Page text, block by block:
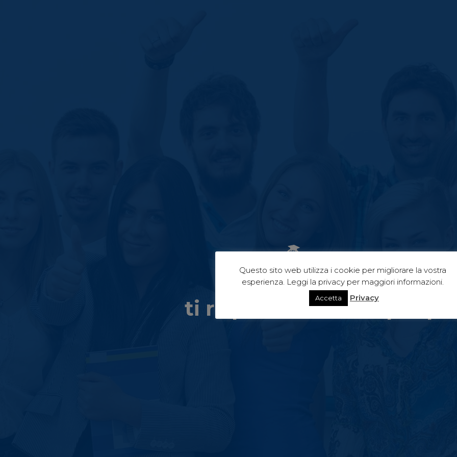
Grazie per averci
ti risponderemo al più
Questo sito web utilizza i cookie per migliorare la vostra
esperienza. Leggi la privacy per maggiori informazioni.
Accetta Privacy